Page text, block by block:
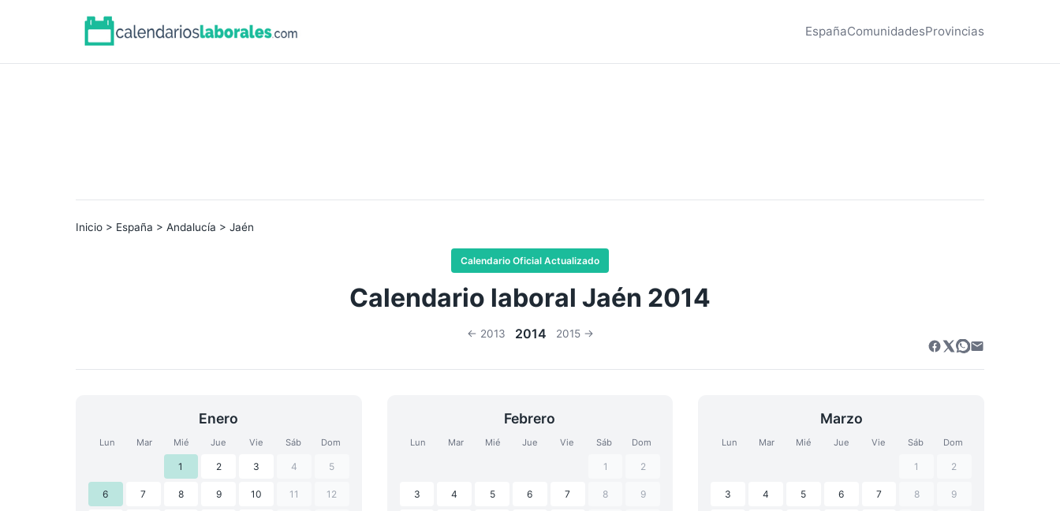
EspañaComunidadesProvincias
Inicio > España > Andalucía > Jaén
Calendario Oficial Actualizado
Calendario laboral Jaén 2014
← 2013 2014 2015 →
Enero
Lun Mar Mié Jue Vie Sáb Dom
1 2 3 4 5
6 7 8 9 10 11 12
Febrero
Lun Mar Mié Jue Vie Sáb Dom
1 2
3 4 5 6 7 8 9
Marzo
Lun Mar Mié Jue Vie Sáb Dom
1 2
3 4 5 6 7 8 9